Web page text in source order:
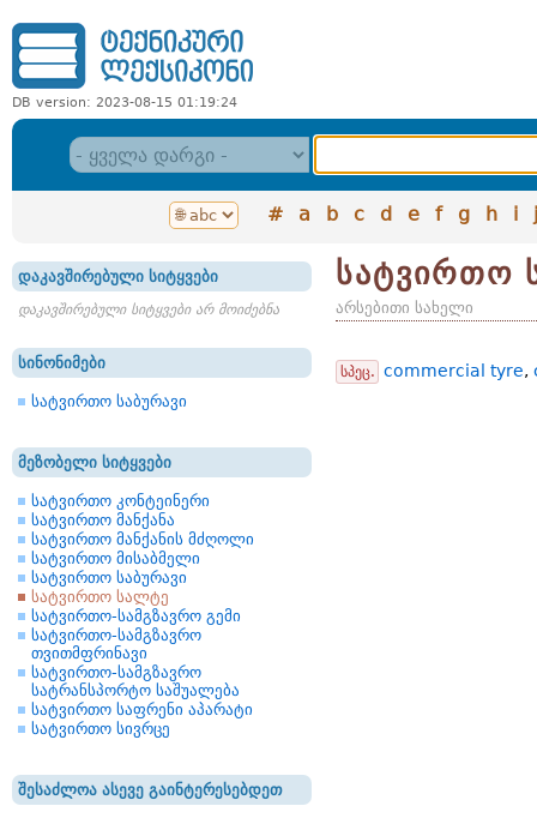
DB version: 2023-08-15 01:19:24
# a b c d e f g h i j
დაკავშირებული სიტყვები
დაკავშირებული სიტყვები არ მოიძებნა
სინონიმები
სატვირთო საბურავი
მეზობელი სიტყვები
სატვირთო კონტეინერი
სატვირთო მანქანა
სატვირთო მანქანის მძღოლი
სატვირთო მისაბმელი
სატვირთო საბურავი
სატვირთო სალტე
სატვირთო-სამგზავრო გემი
სატვირთო-სამგზავრო
თვითმფრინავი
სატვირთო-სამგზავრო
სატრანსპორტო საშუალება
სატვირთო საფრენი აპარატი
სატვირთო სივრცე
შესაძლოა ასევე გაინტერესებდეთ
სატვირთო
არსებითი სახელი
სპეც. commercial tyre,